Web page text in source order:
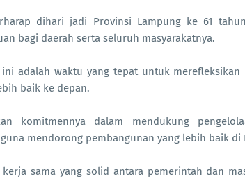
dihari jadi Provinsi Lampung ke 61
bagi daerah serta seluruh masyarakatnya.
adalah waktu yang tepat untuk merefleksikan
baik ke depan.
komitmennya dalam mendukung
mendorong pembangunan yang lebih baik di
sama yang solid antara pemerintah dan